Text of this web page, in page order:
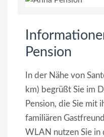
Pension
In der Nähe von
km) begrüßt Sie im
Pension, die Sie mit
familiären
WLAN nutzen Sie